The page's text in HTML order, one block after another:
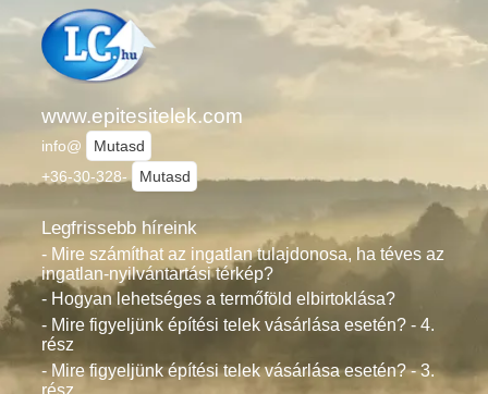
www.epitesitelek.com
info@
Mutasd
+36-30-328-
Mutasd
Legfrissebb híreink
- Mire számíthat az ingatlan tulajdonosa, ha téves az
ingatlan-nyilvántartási térkép?
- Hogyan lehetséges a termőföld elbirtoklása?
- Mire figyeljünk építési telek vásárlása esetén? - 4.
rész
- Mire figyeljünk építési telek vásárlása esetén? - 3.
rész